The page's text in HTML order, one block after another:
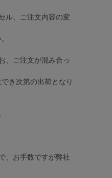
ル、ご注文内容の変
、ご注文が混み合っ
き次第の出荷となり
、お手数ですが弊社